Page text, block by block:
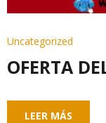
Uncategorized
OFERTA
LEER MÁS